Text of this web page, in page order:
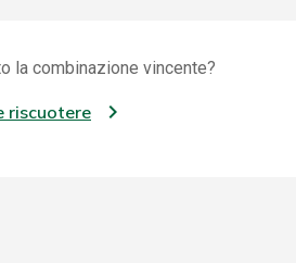
la combinazione vincente?
riscuotere